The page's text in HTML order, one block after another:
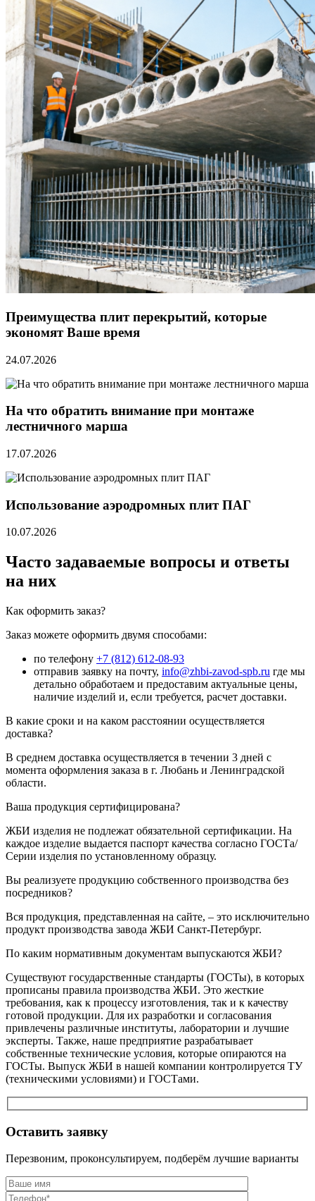
Преимущества плит перекрытий, которые
экономят Ваше время
24.07.2026
На что обратить внимание при монтаже
лестничного марша
17.07.2026
Использование аэродромных плит ПАГ
10.07.2026
Часто задаваемые вопросы и ответы
на них
Как оформить заказ?
Заказ можете оформить двумя способами:
по телефону +7 (812) 612-08-93
отправив заявку на почту, info@zhbi-zavod-spb.ru где мы
детально обработаем и предоставим актуальные цены,
наличие изделий и, если требуется, расчет доставки.
В какие сроки и на каком расстоянии осуществляется
доставка?
В среднем доставка осуществляется в течении 3 дней с
момента оформления заказа в г. Любань и Ленинградской
области.
Ваша продукция сертифицирована?
ЖБИ изделия не подлежат обязательной сертификации. На
каждое изделие выдается паспорт качества согласно ГОСТа/
Серии изделия по установленному образцу.
Вы реализуете продукцию собственного производства без
посредников?
Вся продукция, представленная на сайте, – это исключительно
продукт производства завода ЖБИ Санкт-Петербург.
По каким нормативным документам выпускаются ЖБИ?
Существуют государственные стандарты (ГОСТы), в которых
прописаны правила производства ЖБИ. Это жесткие
требования, как к процессу изготовления, так и к качеству
готовой продукции. Для их разработки и согласования
привлечены различные институты, лаборатории и лучшие
эксперты. Также, наше предприятие разрабатывает
собственные технические условия, которые опираются на
ГОСТы. Выпуск ЖБИ в нашей компании контролируется ТУ
(техническими условиями) и ГОСТами.
Оставить заявку
Перезвоним, проконсультируем, подберём лучшие варианты